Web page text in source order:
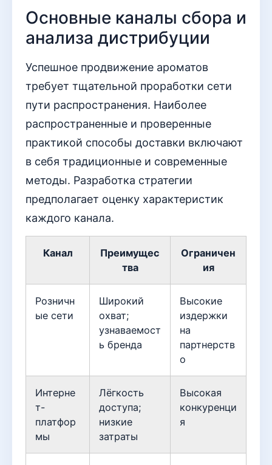
Основные каналы сбора и
анализа дистрибуции
Успешное продвижение ароматов
требует тщательной проработки сети
пути распространения. Наиболее
распространенные и проверенные
практикой способы доставки включают
в себя традиционные и современные
методы. Разработка стратегии
предполагает оценку характеристик
каждого канала.
Канал
Преимущес
тва
Ограничен
ия
Розничн
ые сети
Широкий
охват;
узнаваемост
ь бренда
Высокие
издержки
на
партнерств
о
Интерне
т-
платфор
мы
Лёгкость
доступа;
низкие
затраты
Высокая
конкуренци
я